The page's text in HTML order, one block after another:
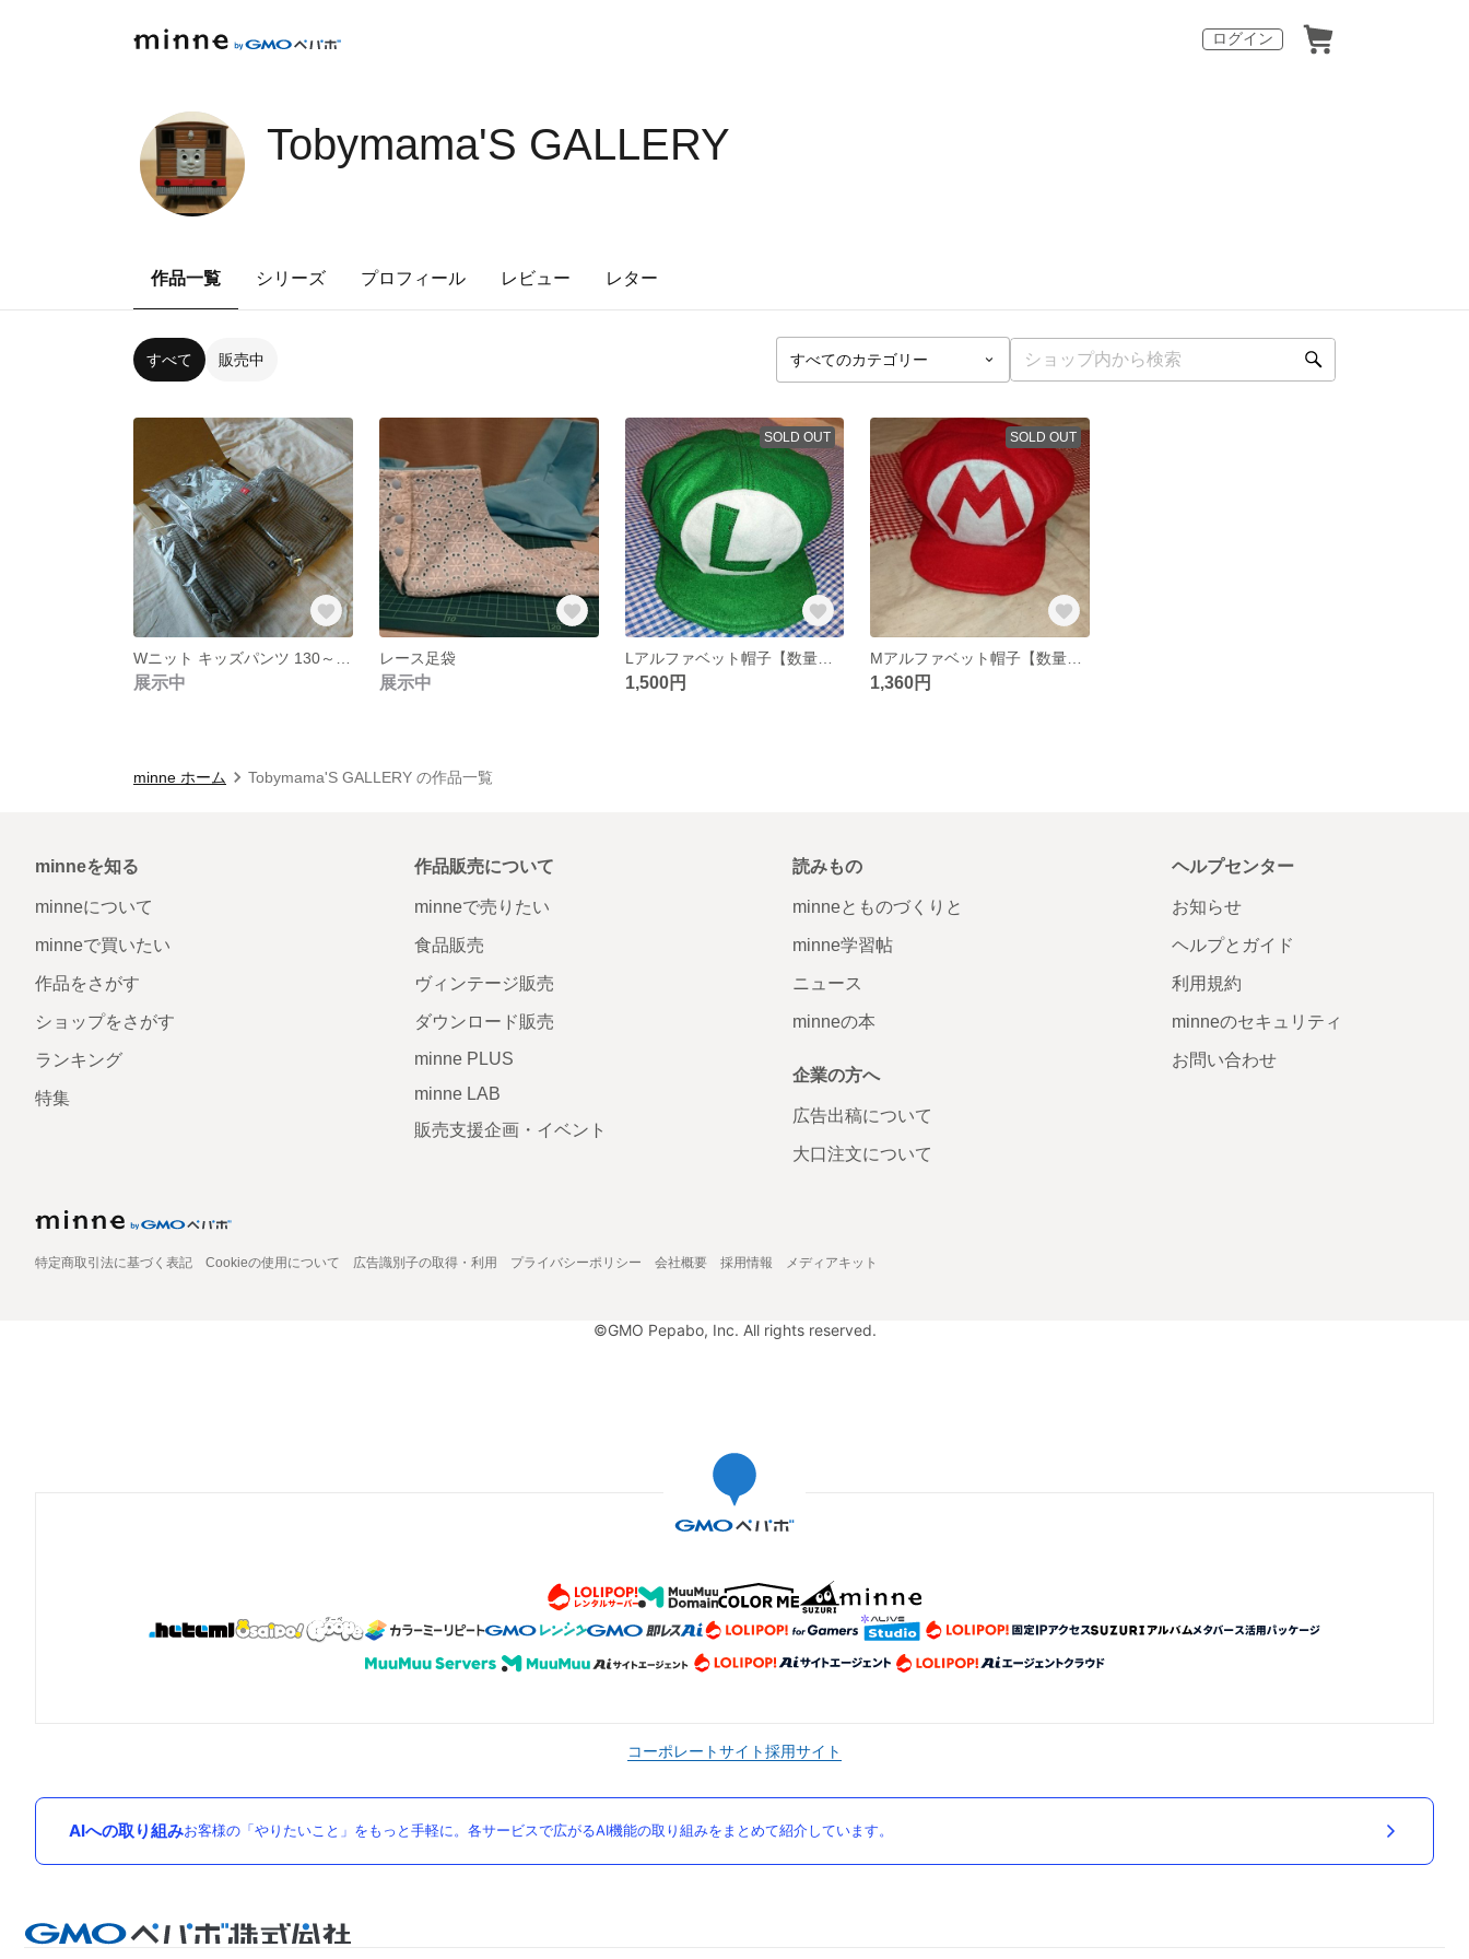
ログイン
Tobymama'S GALLERY
作品一覧 シリーズ プロフィール レビュー レター
すべて 販売中
展示中
レース足袋
展示中
SOLD OUT
Lアルファベット帽子【数量限定】
1,500円
SOLD OUT
1,360円
minne ホーム Tobymama'S GALLERY の作品一覧
minneを知る
minneについて
minneで買いたい
作品をさがす
ショップをさがす
ランキング
特集
作品販売について
minneで売りたい
食品販売
ヴィンテージ販売
ダウンロード販売
minne PLUS
minne LAB
販売支援企画・イベント
読みもの
minneとものづくりと
minne学習帖
ニュース
minneの本
企業の方へ
広告出稿について
大口注文について
ヘルプセンター
お知らせ
ヘルプとガイド
利用規約
minneのセキュリティ
お問い合わせ
特定商取引法に基づく表記 Cookieの使用について 広告識別子の取得・利用 プライバシーポリシー 会社概要 採用情報 メディアキット
©GMO Pepabo, Inc. All rights reserved.
コーポレートサイト採用サイト
AIへの取り組みお客様の「やりたいこと」をもっと手軽に。各サービスで広がるAI機能の取り組みをまとめて紹介しています。